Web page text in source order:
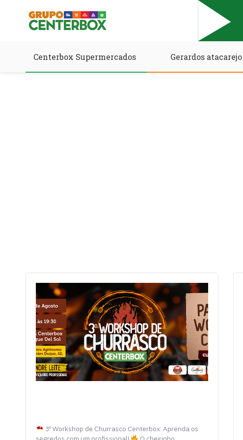
Centerbox Supermercados Gerardos atacarejo
3º Workshop de Churrasco Centerbox: Aprenda os